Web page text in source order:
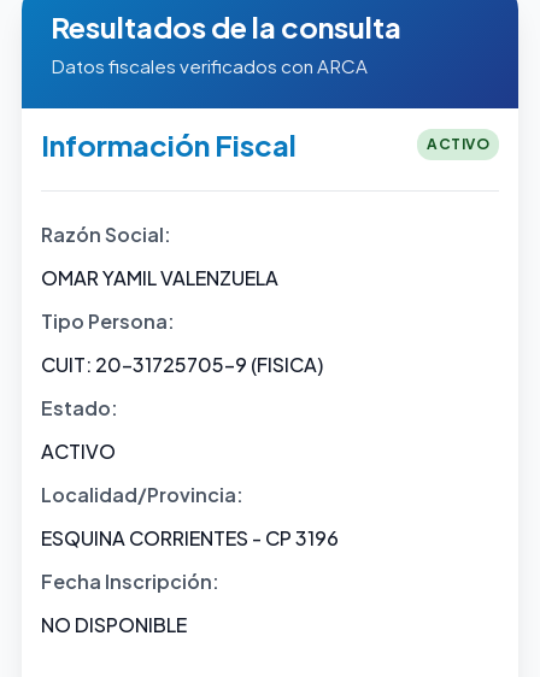
Resultados de la consulta
Datos fiscales verificados con ARCA
Información Fiscal ACTIVO
Razón Social:
OMAR YAMIL VALENZUELA
Tipo Persona:
CUIT: 20-31725705-9 (FISICA)
Estado:
ACTIVO
Localidad/Provincia:
ESQUINA CORRIENTES - CP 3196
Fecha Inscripción:
NO DISPONIBLE